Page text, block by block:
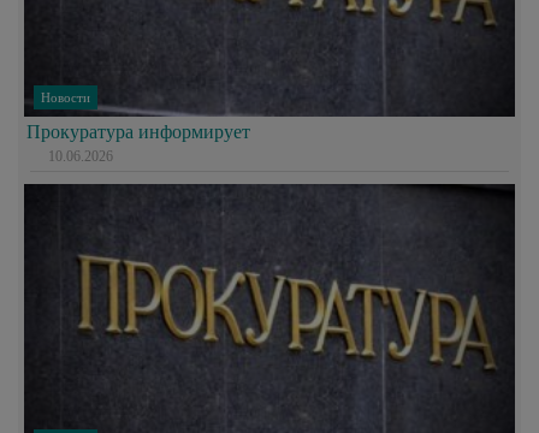
Новости
Прокуратура информирует
10.06.2026